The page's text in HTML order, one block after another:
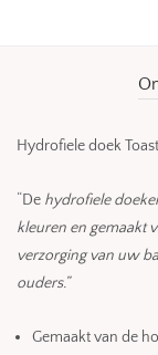
Hydrofiele doek
“De hydrofiele
kleuren en gemaakt
verzorging van uw
ouders.”
Gemaakt van de